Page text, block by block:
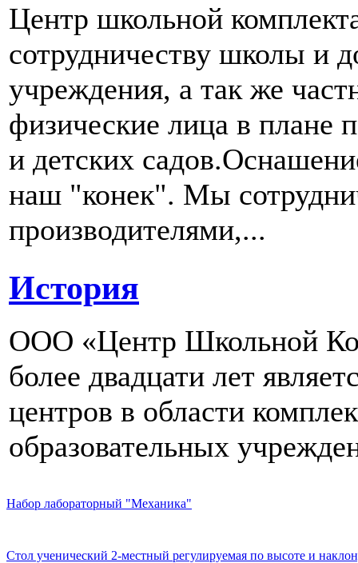
Центр школьной
сотрудничеству школы и
учреждения, а так же
физические лица в плане
и детских
наш "конек". Мы
производителями,...
История
ООО «Центр Школьной
более двадцати лет
центров в области
образовательных
Набор лабораторный "Механика"
Стол ученический 2-местный регулируемая по высоте и